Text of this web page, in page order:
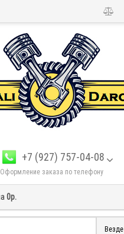
+7 (927) 757-04-08
Оформление заказа по телефону
0р.
Везде